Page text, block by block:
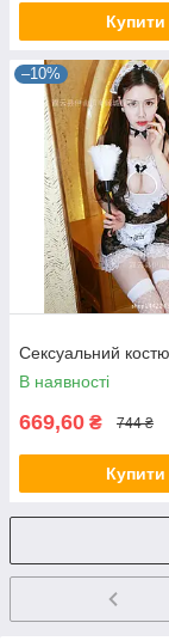
Купити
–10%
Сексуальний
В наявності
669,60 ₴ 744 ₴
Купити